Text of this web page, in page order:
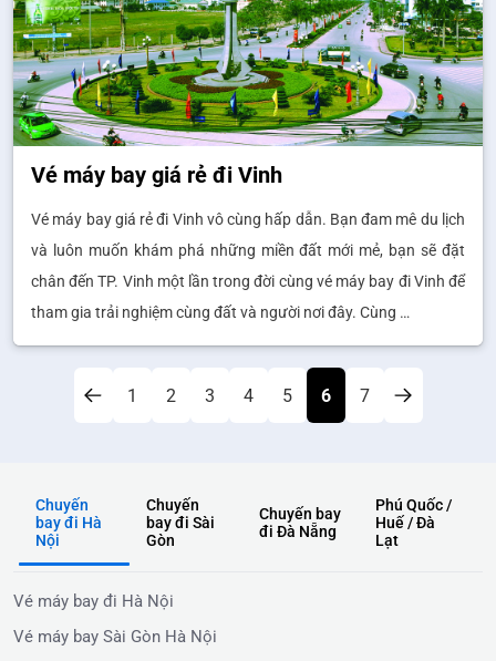
Vé máy bay giá rẻ đi Vinh
Vé máy bay giá rẻ đi Vinh vô cùng hấp dẫn. Bạn đam mê du lịch
và luôn muốn khám phá những miền đất mới mẻ, bạn sẽ đặt
chân đến TP. Vinh một lần trong đời cùng vé máy bay đi Vinh để
tham gia trải nghiệm cùng đất và người nơi đây. Cùng …
1 2 3 4 5 6 7
Chuyến
bay đi Hà
Nội
Chuyến
bay đi Sài
Gòn
Chuyến bay
đi Đà Nẵng
Phú Quốc /
Huế / Đà
Lạt
Vé máy bay đi Hà Nội
Vé máy bay Sài Gòn Hà Nội